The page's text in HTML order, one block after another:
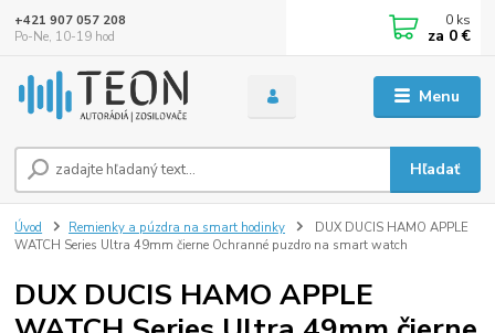
Menu
Hľadať
+421 907 057 208
Po-Ne, 10-19 hod
0 ks
za 0 €
Úvod Remienky a púzdra na smart hodinky
DUX DUCIS HAMO APPLE
WATCH Series Ultra 49mm čierne Ochranné puzdro na smart watch
DUX DUCIS HAMO APPLE